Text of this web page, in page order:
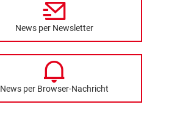
News per Newsletter
News per Browser-Nachricht